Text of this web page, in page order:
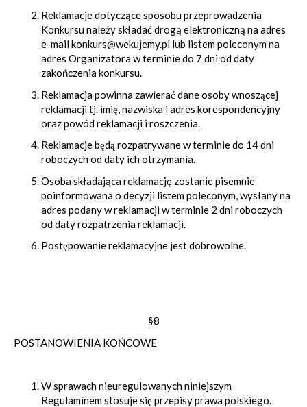
Reklamacje dotyczące sposobu przeprowadzenia
Konkursu należy składać drogą elektroniczną na adres
e-mail konkurs@wekujemy.pl lub listem poleconym na
adres Organizatora w terminie do 7 dni od daty
zakończenia konkursu.
Reklamacja powinna zawierać dane osoby wnoszącej
reklamacji tj. imię, nazwiska i adres korespondencyjny
oraz powód reklamacji i roszczenia.
Reklamacje będą rozpatrywane w terminie do 14 dni
roboczych od daty ich otrzymania.
Osoba składająca reklamację zostanie pisemnie
poinformowana o decyzji listem poleconym, wysłany na
adres podany w reklamacji w terminie 2 dni roboczych
od daty rozpatrzenia reklamacji.
Postępowanie reklamacyjne jest dobrowolne.
§8
POSTANOWIENIA KOŃCOWE
W sprawach nieuregulowanych niniejszym
Regulaminem stosuje się przepisy prawa polskiego.